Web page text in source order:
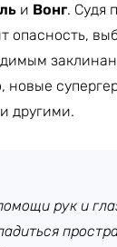
и Вонг. Судя
опасность,
новые
и другими.
рук и